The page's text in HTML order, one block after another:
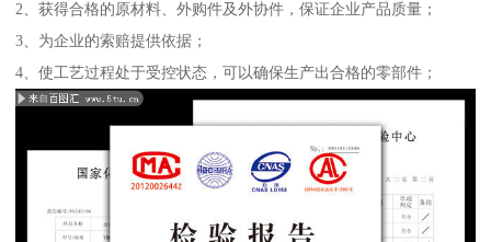
2、获得合格的原材料、外购件及外协件，保证企业产品质量；
3、为企业的索赔提供依据；
4、使工艺过程处于受控状态，可以确保生产出合格的零部件；